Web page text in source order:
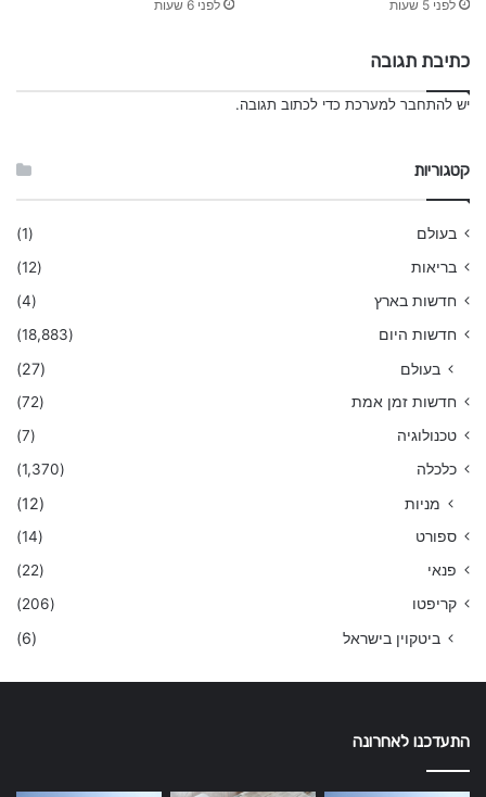
לפני 5 שעות לפני 6 שעות
כתיבת תגובה
יש להתחבר למערכת כדי לכתוב תגובה.
קטגוריות
בעולם
(1)
בריאות
(12)
חדשות בארץ
(4)
חדשות היום
(18,883)
בעולם (27)
חדשות זמן אמת
(72)
טכנולוגיה
(7)
כלכלה
(1,370)
מניות (12)
ספורט
(14)
פנאי
(22)
קריפטו
(206)
ביטקוין בישראל (6)
התעדכנו לאחרונה